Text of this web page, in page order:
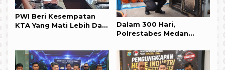
PWI Beri Kesempatan
KTA Yang Mati Lebih Dari
Dalam 300 Hari,
Polrestabes Medan
Narkoba,Puluhan
Kilogram BB